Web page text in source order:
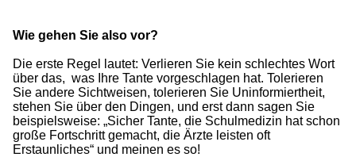
Wie gehen Sie also vor?
Die erste Regel lautet: Verlieren Sie kein schlechtes Wort
über das, was Ihre Tante vorgeschlagen hat. Tolerieren
Sie andere Sichtweisen, tolerieren Sie Uninformiertheit,
stehen Sie über den Dingen, und erst dann sagen Sie
beispielsweise: „Sicher Tante, die Schulmedizin hat schon
große Fortschritt gemacht, die Ärzte leisten oft
Erstaunliches“ und meinen es so!